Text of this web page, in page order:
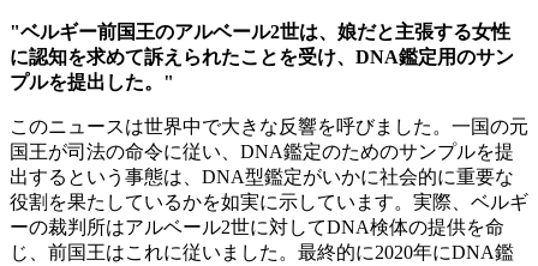
"ベルギー前国王のアルベール2世は、娘だと主張する女性
に認知を求めて訴えられたことを受け、DNA鑑定用のサン
プルを提出した。"
このニュースは世界中で大きな反響を呼びました。一国の元
国王が司法の命令に従い、DNA鑑定のためのサンプルを提
出するという事態は、DNA型鑑定がいかに社会的に重要な
役割を果たしているかを如実に示しています。実際、ベルギ
ーの裁判所はアルベール2世に対してDNA検体の提供を命
じ、前国王はこれに従いました。最終的に2020年にDNA鑑